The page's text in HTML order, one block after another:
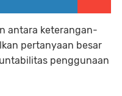
antara keterangan-
pertanyaan besar
penggunaan